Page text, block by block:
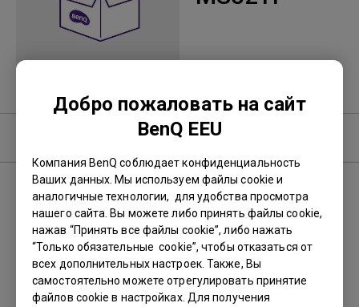
Добро пожаловать на сайт
BenQ EEU
Компания BenQ соблюдает конфиденциальность
Ваших данных. Мы используем файлы cookie и
аналогичные технологии, для удобства просмотра
нашего сайта. Вы можете либо принять файлы cookie,
нажав “Принять все файлы cookie”, либо нажать
“Только обязательные cookie”, чтобы отказаться от
всех дополнительных настроек. Также, Вы
самостоятельно можете отрегулировать принятие
файлов cookie в настройках. Для получения
Программное обеспечение
Соответствующие программы
и драйверы отсутствуют